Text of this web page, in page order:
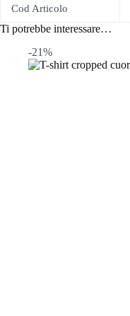
Cod Articolo
Ti potrebbe interessare…
-21%